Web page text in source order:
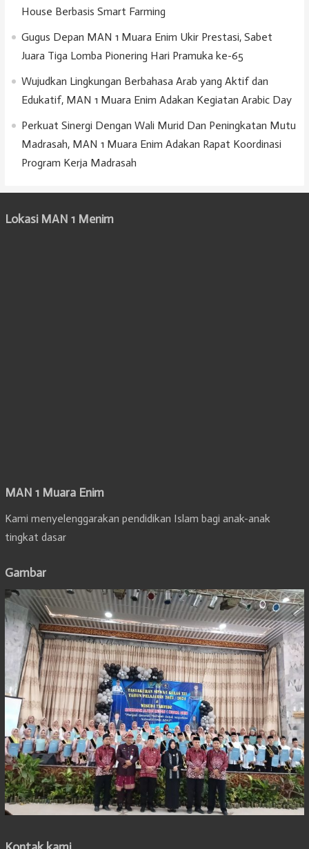
House Berbasis Smart Farming
Gugus Depan MAN 1 Muara Enim Ukir Prestasi, Sabet
Juara Tiga Lomba Pionering Hari Pramuka ke-65
Wujudkan Lingkungan Berbahasa Arab yang Aktif dan
Edukatif, MAN 1 Muara Enim Adakan Kegiatan Arabic Day
Perkuat Sinergi Dengan Wali Murid Dan Peningkatan Mutu
Madrasah, MAN 1 Muara Enim Adakan Rapat Koordinasi
Program Kerja Madrasah
Lokasi MAN 1 Menim
MAN 1 Muara Enim
Kami menyelenggarakan pendidikan Islam bagi anak-anak
tingkat dasar
Gambar